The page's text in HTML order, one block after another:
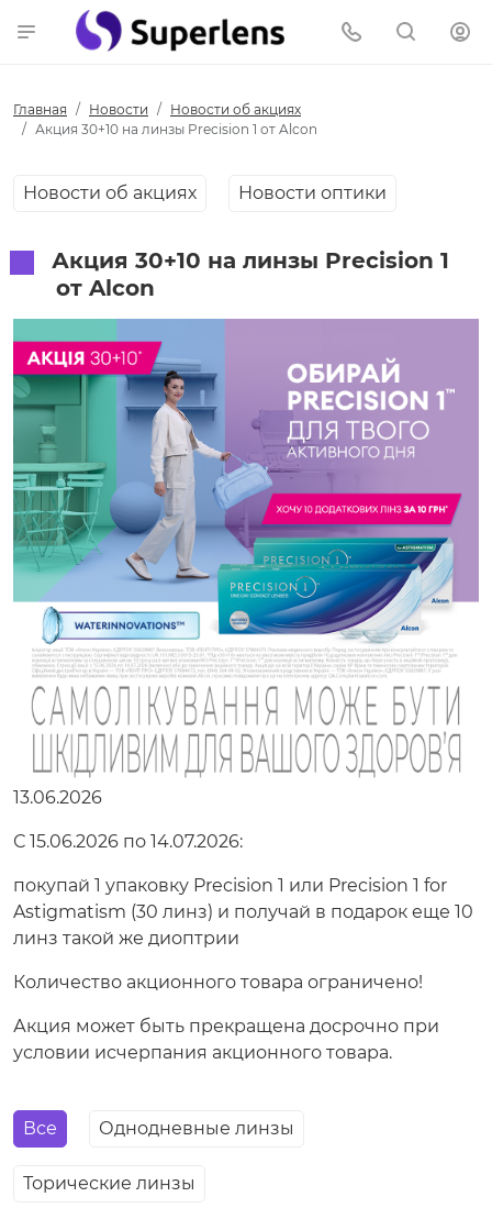
Главная Новости
Новости об акциях
Акция 30+10 на линзы Precision 1 от Alcon
Новости об акциях Новости оптики
Акция 30+10 на линзы Precision 1
от Alcon
13.06.2026
С 15.06.2026 по 14.07.2026:
покупай 1 упаковку Precision 1 или Precision 1 for
Astigmatism (30 линз) и получай в подарок еще 10
линз такой же диоптрии
Количество акционного товара ограничено!
Акция может быть прекращена досрочно при
условии исчерпания акционного товара.
Все Однодневные линзы
Торические линзы